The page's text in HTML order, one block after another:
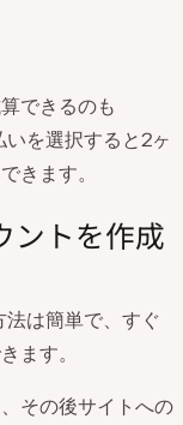
できるのも
を選択すると2ヶ
きます。
ントを作成
は簡単で、すぐ
ます。
その後サイトへの